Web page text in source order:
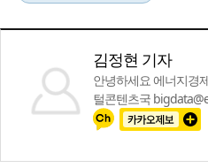
김정현 기자
안녕하세요 에너지경
털콘텐츠국